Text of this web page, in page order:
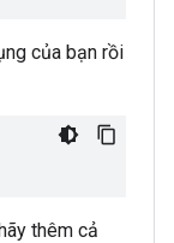
của bạn rồi
thêm cả